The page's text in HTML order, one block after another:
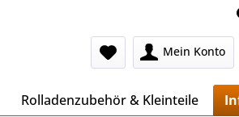
Mein Konto
Rolladenzubehör & Kleinteile